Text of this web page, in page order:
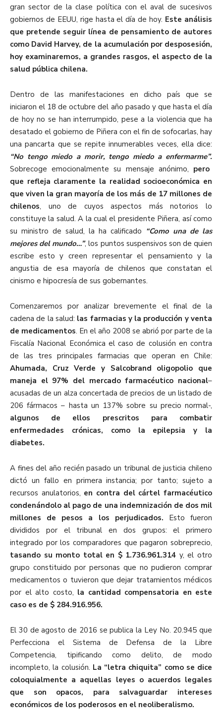
gran sector de la clase política con el aval de sucesivos
gobiernos de EEUU, rige hasta el día de hoy. Este análisis
que pretende seguir línea de pensamiento de autores
como David Harvey, de la acumulación por desposesión,
hoy examinaremos, a grandes rasgos, el aspecto de la
salud pública chilena.
Dentro de las manifestaciones en dicho país que se
iniciaron el 18 de octubre del año pasado y que hasta el día
de hoy no se han interrumpido, pese a la violencia que ha
desatado el gobierno de Piñera con el fin de sofocarlas, hay
una pancarta que se repite innumerables veces, ella dice:
“No tengo miedo a morir, tengo miedo a enfermarme”.
Sobrecoge emocionalmente su mensaje anónimo, pero
que refleja claramente la realidad socioeconómica en
que viven la gran mayoría de los más de 17 millones de
chilenos, uno de cuyos aspectos más notorios lo
constituye la salud. A la cual el presidente Piñera, así como
su ministro de salud, la ha calificado “Como una de las
mejores del mundo…”, los puntos suspensivos son de quien
escribe esto y creen representar el pensamiento y la
angustia de esa mayoría de chilenos que constatan el
cinismo e hipocresía de sus gobernantes.
Comenzaremos por analizar brevemente el final de la
cadena de la salud: las farmacias y la producción y venta
de medicamentos. En el año 2008 se abrió por parte de la
Fiscalía Nacional Económica el caso de colusión en contra
de las tres principales farmacias que operan en Chile:
Ahumada, Cruz Verde y Salcobrand oligopolio que
maneja el 97% del mercado farmacéutico nacional–
acusadas de un alza concertada de precios de un listado de
206 fármacos – hasta un 137% sobre su precio normal-,
algunos de ellos prescritos para combatir
enfermedades crónicas, como la epilepsia y la
diabetes.
A fines del año recién pasado un tribunal de justicia chileno
dictó un fallo en primera instancia; por tanto; sujeto a
recursos anulatorios, en contra del cártel farmacéutico
condenándolo al pago de una indemnización de dos mil
millones de pesos a los perjudicados. Esto fueron
divididos por el tribunal en dos grupos: el primero
integrado por los comparadores que pagaron sobreprecio,
tasando su monto total en $ 1.736.961.314 y, el otro
grupo constituido por personas que no pudieron comprar
medicamentos o tuvieron que dejar tratamientos médicos
por el alto costo, la cantidad compensatoria en este
caso es de $ 284.916.956.
El 30 de agosto de 2016 se publica la Ley No. 20.945 que
Perfecciona el Sistema de Defensa de la Libre
Competencia, tipificando como delito, de modo
incompleto, la colusión. La “letra chiquita” como se dice
coloquialmente a aquellas leyes o acuerdos legales
que son opacos, para salvaguardar intereses
económicos de los poderosos en el neoliberalismo.